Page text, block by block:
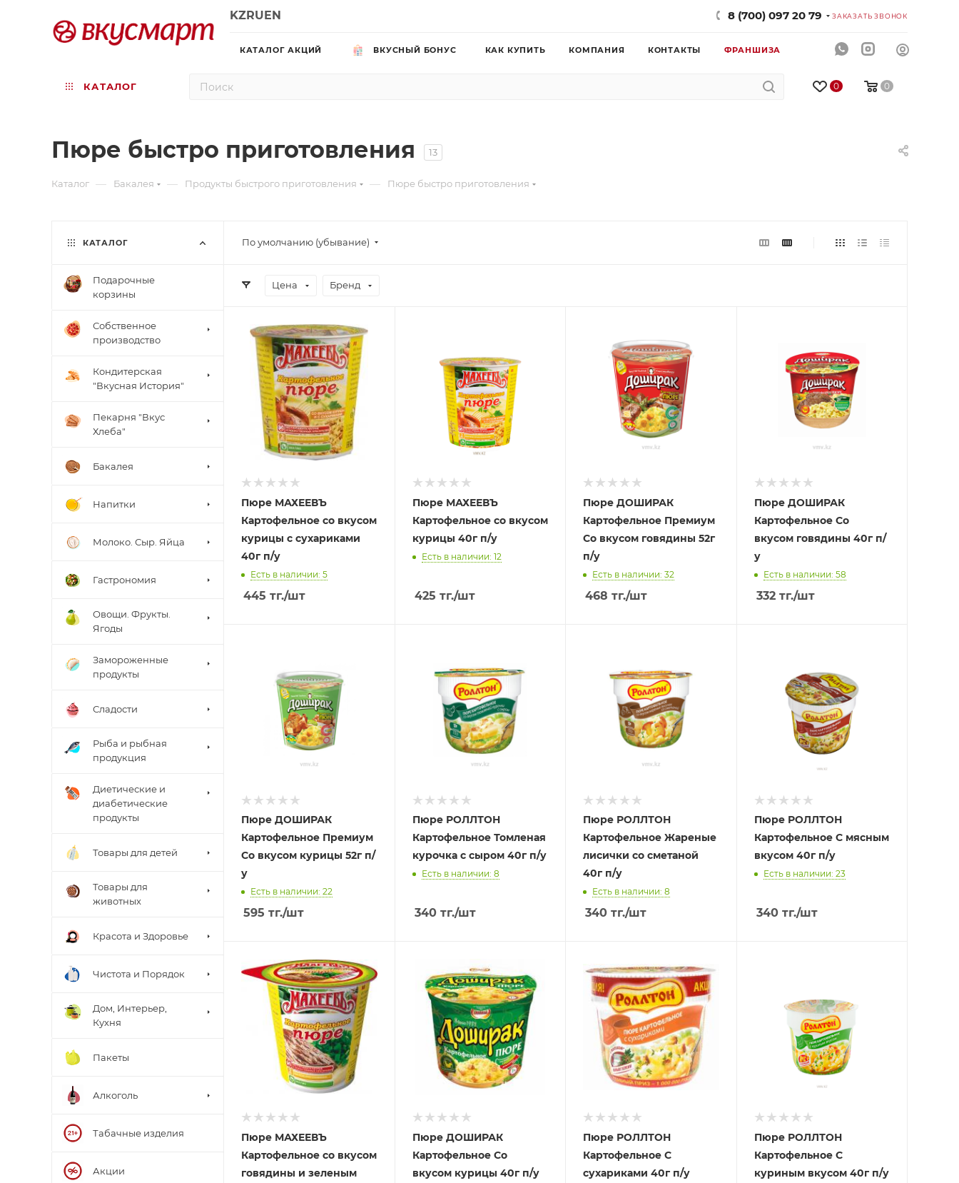
KZRUEN 8 (700) 097 20 79 ЗАКАЗАТЬ ЗВОНОК
КАТАЛОГ АКЦИЙ ВКУСНЫЙ БОНУС КАК КУПИТЬ КОМПАНИЯ КОНТАКТЫ ФРАНШИЗА
0 0
КАТАЛОГ
Пюре быстро приготовления 13
Каталог — Бакалея — Продукты быстрого приготовления — Пюре быстро приготовления
По умолчанию (убывание)
Цена Бренд
Пюре МАХЕЕВЪ
Картофельное со вкусом
курицы с сухариками
40г п/у
Есть в наличии: 5
445 тг./шт
Пюре МАХЕЕВЪ
Картофельное со вкусом
курицы 40г п/у
Есть в наличии: 12
425 тг./шт
Пюре ДОШИРАК
Картофельное Премиум
Со вкусом говядины 52г
п/у
Есть в наличии: 32
468 тг./шт
Пюре ДОШИРАК
Картофельное Со
вкусом говядины 40г п/
у
Есть в наличии: 58
332тг./шт
Пюре ДОШИРАК
Картофельное Премиум
Со вкусом курицы 52г п/
у
Есть в наличии: 22
595 тг./шт
Пюре РОЛЛТОН
Картофельное Томленая
курочка с сыром 40г п/у
Есть в наличии: 8
340тг./шт
Пюре РОЛЛТОН
Картофельное Жареные
лисички со сметаной
40г п/у
Есть в наличии: 8
340 тг./шт
Пюре РОЛЛТОН
Картофельное С мясным
вкусом 40г п/у
Есть в наличии: 23
340тг./шт
Пюре МАХЕЕВЪ
Картофельное со вкусом
говядины и зеленым
Пюре ДОШИРАК
Картофельное Со
вкусом курицы 40г п/у
Пюре РОЛЛТОН
Картофельное С
сухариками 40г п/у
Пюре РОЛЛТОН
Картофельное С
куриным вкусом 40г п/у
КАТАЛОГ
Подарочные
корзины
Собственное
производство
Кондитерская
"Вкусная История"
Пекарня "Вкус
Хлеба"
Бакалея
Напитки
Молоко. Сыр. Яйца
Гастрономия
Овощи. Фрукты.
Ягоды
Замороженные
продукты
Сладости
Рыба и рыбная
продукция
Диетические и
диабетические
продукты
Товары для детей
Товары для
животных
Красота и Здоровье
Чистота и Порядок
Дом, Интерьер,
Кухня
Пакеты
Алкоголь
Табачные изделия
Акции